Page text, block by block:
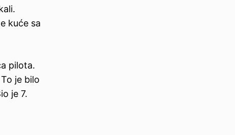
kuće sa
pilota.
je bilo
je 7.